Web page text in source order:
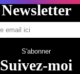
Newsletter
Suivez-moi